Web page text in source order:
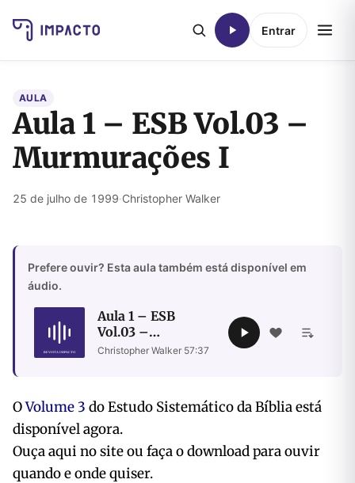
Entrar
AULA
Aula 1 – ESB Vol.03 –
Murmurações I
25 de julho de 1999·Christopher Walker
Prefere ouvir? Esta aula também está disponível em
áudio.
Aula 1 – ESB
Vol.03 –
Murmurações I
Christopher Walker 57:37
OVolume 3 do Estudo Sistemático da Bíblia está
disponível agora.
Ouça aqui no site ou faça o download para ouvir
quando e onde quiser.